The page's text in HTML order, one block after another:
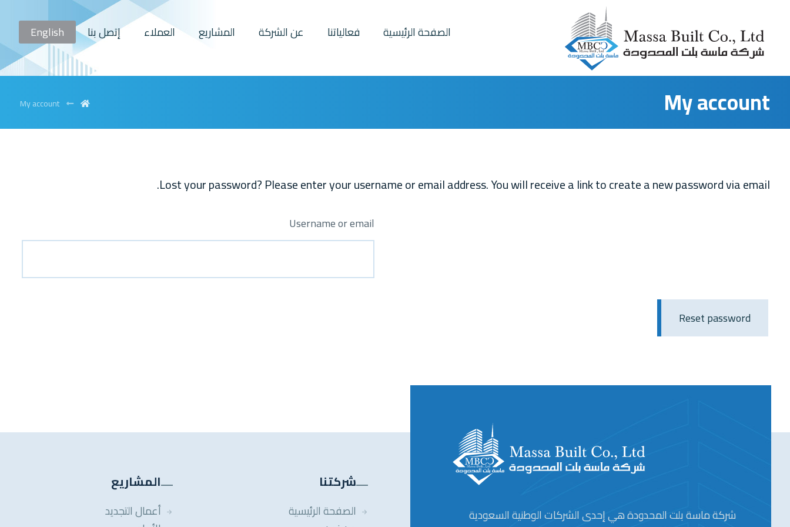
الصفحة الرئيسية فعالياتنا عن الشركة المشاريع العملاء إتصل بنا English
My account
My account
Lost your password? Please enter your username or email address. You will receive a link to create a new password via email.
Username or email
Reset password
شركة ماسة بلت المحدودة هي إحدى الشركات الوطنية السعودية
شركتنا
الصفحة الرئيسية
المشاريع
أعمال التجديد